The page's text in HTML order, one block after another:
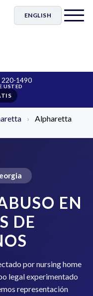
ENGLISH
220-1490
›
Alpharetta
EN
DE
por nursing home
legal experimentado
representación